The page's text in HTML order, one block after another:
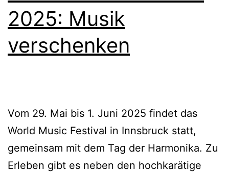
2025: Musik
verschenken
Vom 29. Mai bis 1. Juni 2025 findet das
World Music Festival in Innsbruck statt,
gemeinsam mit dem Tag der Harmonika. Zu
Erleben gibt es neben den hochkarätige